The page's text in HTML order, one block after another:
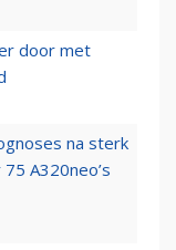
door met
na sterk
A320neo’s